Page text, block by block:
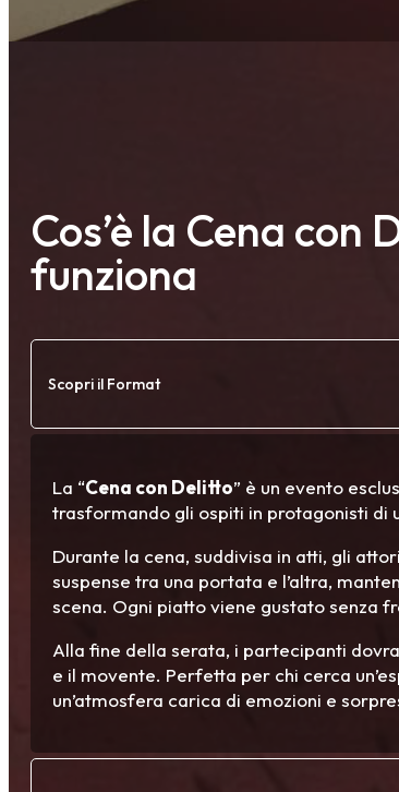
Cos’è la Cena con
funziona
Scopri il Format
La “Cena con Delitto” è un evento
trasformando gli ospiti in protagonisti di
Durante la cena, suddivisa in atti, gli
suspense tra una portata e l’altra,
scena. Ogni piatto viene gustato senza
Alla fine della serata, i partecipanti
e il movente. Perfetta per chi cerca
un’atmosfera carica di emozioni e